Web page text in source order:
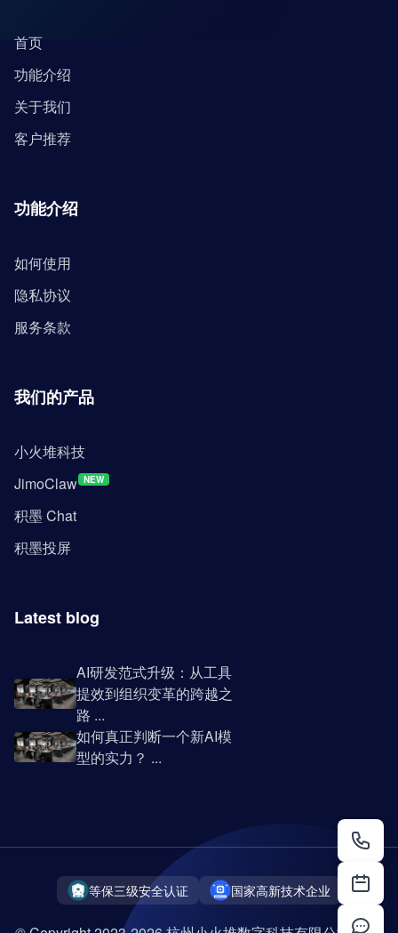
首页
功能介绍
关于我们
客户推荐
功能介绍
如何使用
隐私协议
服务条款
我们的产品
小火堆科技
JimoClaw NEW
积墨 Chat
积墨投屏
Latest blog
AI研发范式升级：从工具
提效到组织变革的跨越之
路 ...
如何真正判断一个新AI模
型的实力？ ...
等保三级安全认证 国家高新技术企业